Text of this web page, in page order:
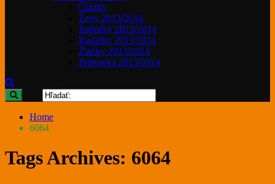
Články
Ženy 2013/2014
Juniorky 2013/2014
Kadetky 2013/2014
Žiačky 2013/2014
Prípravka 2013/2014
Home
6064
Tags Archives: 6064